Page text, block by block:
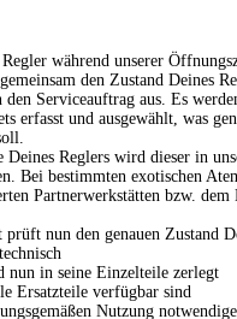
während unserer
den Zustand Deines
den Serviceauftrag aus. Es
erfasst und ausgewählt, was
Deines Reglers wird dieser in
Bei bestimmten exotischen
Partnerwerkstätten bzw. dem
prüft nun den genauen Zustand
nun in seine Einzelteile zerlegt
Ersatzteile verfügbar sind
Nutzung